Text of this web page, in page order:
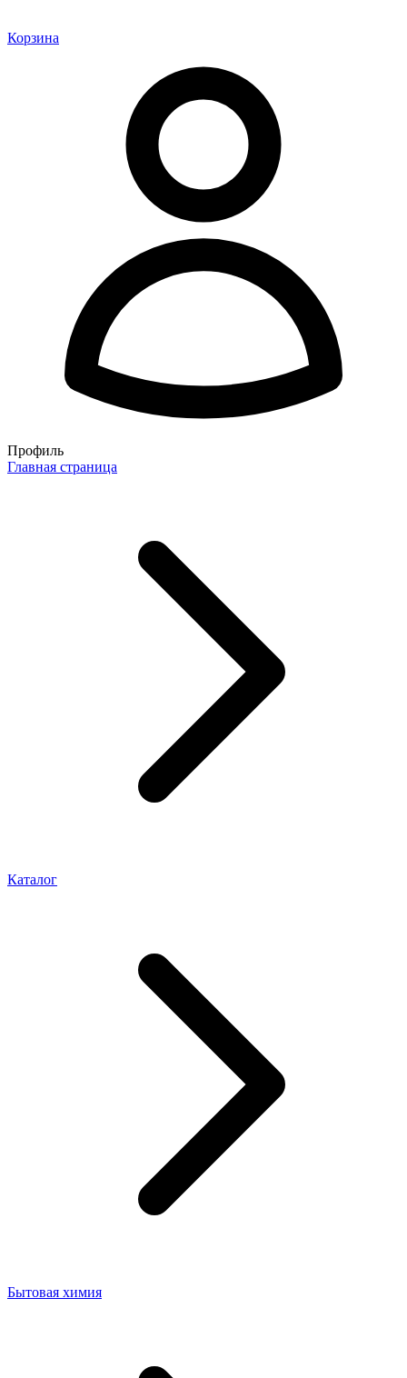
Корзина
Профиль
Главная страница
Каталог
Бытовая химия